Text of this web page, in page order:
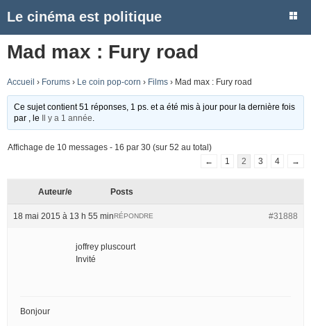
Le cinéma est politique
Mad max : Fury road
Accueil › Forums › Le coin pop-corn › Films › Mad max : Fury road
Ce sujet contient 51 réponses, 1 ps. et a été mis à jour pour la dernière fois
par
, le Il y a 1 année
Affichage de 10 messages - 16 par 30 (sur 52 au total)
←
1 2 3 4 →
Auteur/e Posts
18 mai 2015 à 13 h 55 min #31888
RÉPONDRE
joffrey pluscourt
Invité
Bonjour